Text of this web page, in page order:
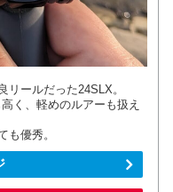
リールだった24SLX。
く、軽めのルアーも扱え
も優秀。